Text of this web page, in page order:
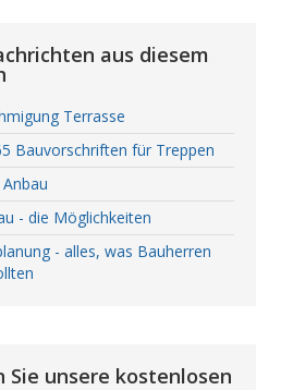
aus diesem
Terrasse
Bauvorschriften für Treppen
- die Möglichkeiten
- alles, was Bauherren
Sie unsere kostenlosen